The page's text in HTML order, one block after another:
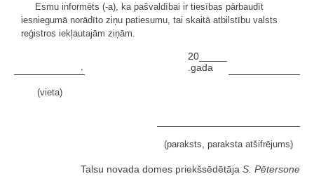
Esmu informēts (-a), ka pašvaldībai ir tiesības pārbaudīt
iesniegumā norādīto ziņu patiesumu, tai skaitā atbilstību valsts
reģistros iekļautajām ziņām.
20_____
.gada
(vieta)
(paraksts, paraksta atšifrējums)
Talsu novada domes priekšsēdētāja S. Pētersone